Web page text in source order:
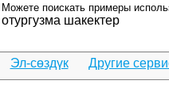
Можете поискать примеры
отургузма шакектер
Эл-сөздүк Другие